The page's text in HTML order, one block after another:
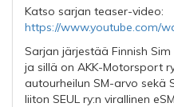
Katso sarjan teaser-video:
https://www.youtube.com/
Sarjan järjestää Finnish
ja sillä on AKK-Motorsport
autourheilun SM-arvo sekä
liiton SEUL ry:n virallinen